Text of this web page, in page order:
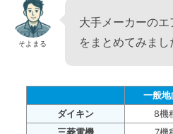
そよまる
大手メーカーの
をまとめてみまし
一般地
ダイキン
8機